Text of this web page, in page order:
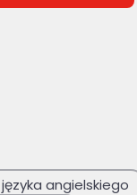
angielskiego